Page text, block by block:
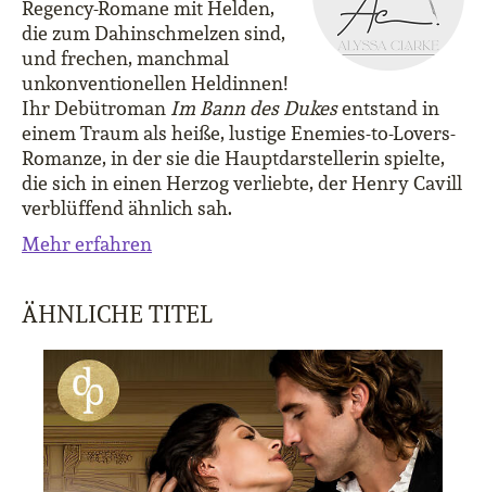
Regency-Romane mit Helden,
die zum Dahinschmelzen sind,
und frechen, manchmal
unkonventionellen Heldinnen!
Ihr Debütroman Im Bann des Dukesentstand in
einem Traum als heiße, lustige Enemies-to-Lovers-
Romanze, in der sie die Hauptdarstellerin spielte,
die sich in einen Herzog verliebte, der Henry Cavill
verblüffend ähnlich sah.
Mehr erfahren
ÄHNLICHE TITEL